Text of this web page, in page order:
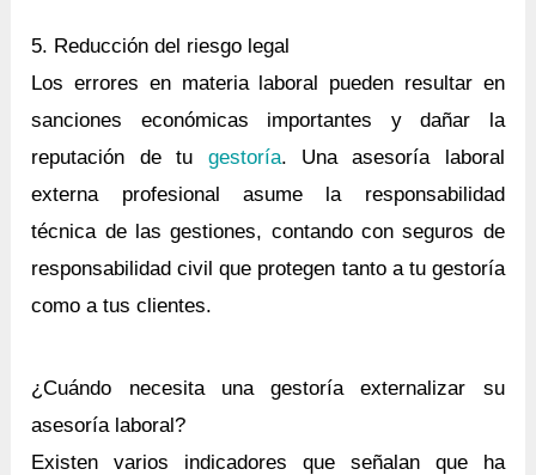
5. Reducción del riesgo legal
Los errores en materia laboral pueden resultar en
sanciones económicas importantes y dañar la
reputación de tu gestoría. Una asesoría laboral
externa profesional asume la responsabilidad
técnica de las gestiones, contando con seguros de
responsabilidad civil que protegen tanto a tu gestoría
como a tus clientes.
¿Cuándo necesita una gestoría externalizar su
asesoría laboral?
Existen varios indicadores que señalan que ha